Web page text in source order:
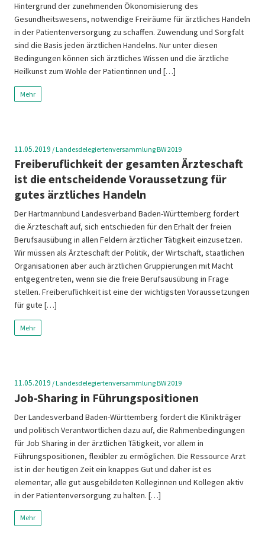
Hintergrund der zunehmenden Ökonomisierung des
Gesundheitswesens, notwendige Freiräume für ärztliches Handeln
in der Patientenversorgung zu schaffen. Zuwendung und Sorgfalt
sind die Basis jeden ärztlichen Handelns. Nur unter diesen
Bedingungen können sich ärztliches Wissen und die ärztliche
Heilkunst zum Wohle der Patientinnen und […]
Mehr
11.05.2019 /Landesdelegiertenversammlung BW 2019
Freiberuflichkeit der gesamten Ärzteschaft
ist die entscheidende Voraussetzung für
gutes ärztliches Handeln
Der Hartmannbund Landesverband Baden-Württemberg fordert
die Ärzteschaft auf, sich entschieden für den Erhalt der freien
Berufsausübung in allen Feldern ärztlicher Tätigkeit einzusetzen.
Wir müssen als Ärzteschaft der Politik, der Wirtschaft, staatlichen
Organisationen aber auch ärztlichen Gruppierungen mit Macht
entgegentreten, wenn sie die freie Berufsausübung in Frage
stellen. Freiberuflichkeit ist eine der wichtigsten Voraussetzungen
für gute […]
Mehr
11.05.2019 /Landesdelegiertenversammlung BW 2019
Job-Sharing in Führungspositionen
Der Landesverband Baden-Württemberg fordert die Klinikträger
und politisch Verantwortlichen dazu auf, die Rahmenbedingungen
für Job Sharing in der ärztlichen Tätigkeit, vor allem in
Führungspositionen, flexibler zu ermöglichen. Die Ressource Arzt
ist in der heutigen Zeit ein knappes Gut und daher ist es
elementar, alle gut ausgebildeten Kolleginnen und Kollegen aktiv
in der Patientenversorgung zu halten. […]
Mehr